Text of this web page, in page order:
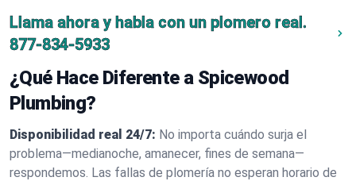
Llama ahora y habla con un plomero real.
877-834-5933
¿Qué Hace Diferente a Spicewood
Plumbing?
Disponibilidad real 24/7: No importa cuándo surja el
problema—medianoche, amanecer, fines de semana—
respondemos. Las fallas de plomería no esperan horario de